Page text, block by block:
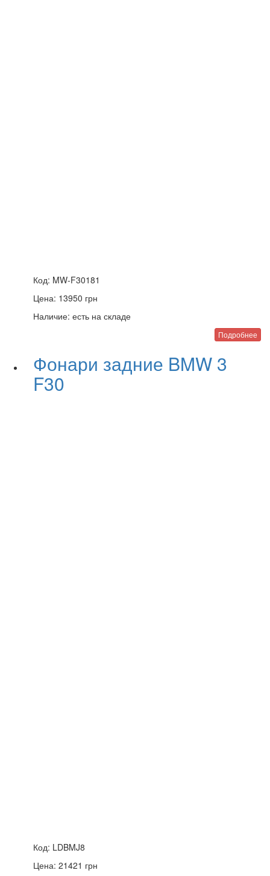
Код: MW-F30181
Цена: 13950 грн
Наличие: есть на складе
Подробнее
Фонари задние BMW 3
F30
Код: LDBMJ8
Цена: 21421 грн